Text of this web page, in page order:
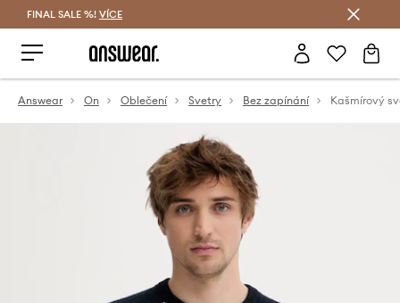
FINAL SALE %! VÍCE
Answear On Oblečení Svetry Bez zapínání Kašmírový